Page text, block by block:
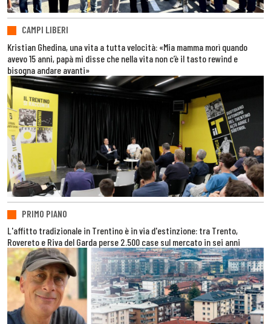
CAMPI LIBERI
Kristian Ghedina, una vita a tutta velocità: «Mia mamma morì quando
avevo 15 anni, papà mi disse che nella vita non c’è il tasto rewind e
bisogna andare avanti»
PRIMO PIANO
L'affitto tradizionale in Trentino è in via d'estinzione: tra Trento,
Rovereto e Riva del Garda perse 2.500 case sul mercato in sei anni